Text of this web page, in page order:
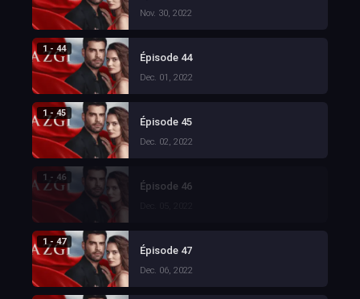
Nov. 30, 2022
1 - 44
Épisode 44
Dec. 01, 2022
1 - 45
Épisode 45
Dec. 02, 2022
1 - 46
Épisode 46
1 - 47
Épisode 47
Dec. 06, 2022